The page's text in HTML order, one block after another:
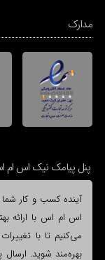
مدارک
پنل پیامک نیک اس ام اس با 17
آینده کسب و کار
اس ام اس با ارائه
می‌کنیم تا با
بهره‌مند شوید.